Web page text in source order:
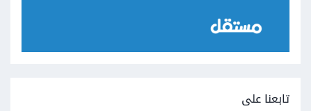
تابعنا على